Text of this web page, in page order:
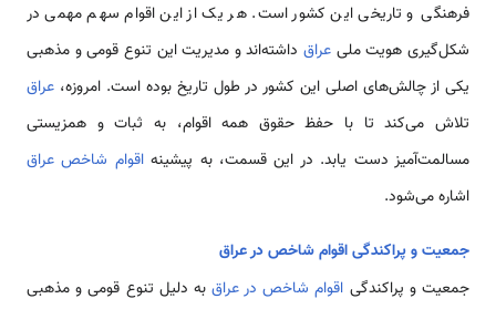
فرهنگی و تاریخی این کشور است. هر یک از این اقوام سهم مهمی در
شکل‌گیری هویت ملی عراقداشته‌اند و مدیریت این تنوع قومی و مذهبی
یکی از چالش‌های اصلی این کشور در طول تاریخ بوده است. امروزه، عراق
تلاش می‌کند تا با حفظ حقوق همه اقوام، به ثبات و همزیستی
مسالمت‌آمیز دست یابد. در این قسمت، به پیشینهاقوام شاخص عراق
اشاره می‌شود.
جمعیت و پراکندگی اقوام شاخص در عراق
جمعیت و پراکندگی اقوام شاخص در عراق به دلیل تنوع قومی و مذهبی